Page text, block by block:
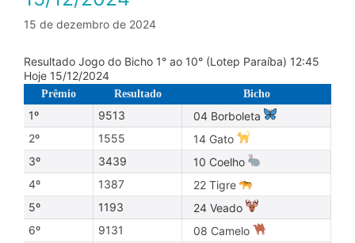
15 de dezembro de 2024
Resultado Jogo do Bicho 1° ao 10° (Lotep Paraíba) 12:45
Hoje 15/12/2024
Prêmio Resultado Bicho
1º 9513
04 Borboleta
2º
1555
14 Gato
3º
3439
10 Coelho
4º
1387
22 Tigre
5º
1193
24 Veado
6º
9131
08 Camelo